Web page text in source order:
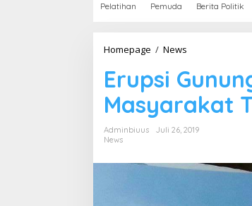
Pelatihan Pemuda Berita Politik
Homepage / News
Tangkuban
Parahu
:
Masyarakat
Taqbir
Erupsi
Masyarakat
Adminbiuus
Juli 26, 2019
News